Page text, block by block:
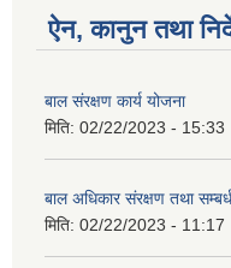
ऐन, कानुन तथा
बाल संरक्षण कार्य योजना
मिति: 02/22/2023 - 15:33
बाल अधिकार संरक्षण तथा
मिति: 02/22/2023 - 11:17